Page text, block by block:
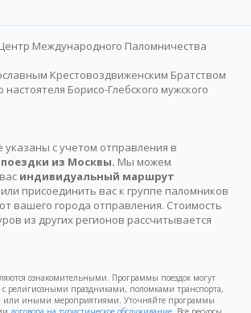
Международного Паломничества
Крестовоздвиженским Братством
Борисо-Глебского мужского
указаны с учетом отправления в
из Москвы. Мы можем
индивидуальный маршрут
или присоединить вас к группе паломников
вашего города отправления. Стоимость
из других регионов рассчитывается
ознакомительными. Программы поездок могут
с религиозными праздниками, поломками транспорта,
или иными мероприятиями. Уточняйте программы